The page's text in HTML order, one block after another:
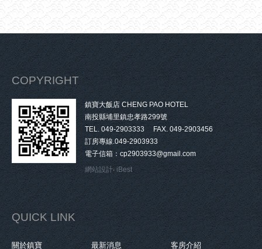
COPYRIGHT
鎮寶大飯店 CHENG PAO HOTEL
南投縣埔里鎮忠孝路299號
TEL. 049-2903333 FAX. 049-2903456
訂房專線.049-2903933
電子信箱：cp2903933@gmail.com
網站設計‧ iBest
QUICK LINK
關於鎮寶 最新消息 客房介紹